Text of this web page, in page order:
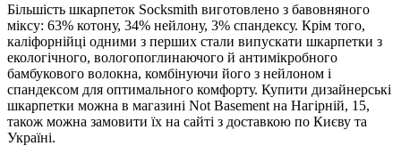
Більшість шкарпеток Socksmith виготовлено з бавовняного
міксу: 63% котону, 34% нейлону, 3% спандексу. Крім того,
каліфорнійці одними з перших стали випускати шкарпетки з
екологічного, вологопоглинаючого й антимікробного
бамбукового волокна, комбінуючи його з нейлоном і
спандексом для оптимального комфорту. Купити дизайнерські
шкарпетки можна в магазині Not Basement на Нагірній, 15,
також можна замовити їх на сайті з доставкою по Києву та
Україні.